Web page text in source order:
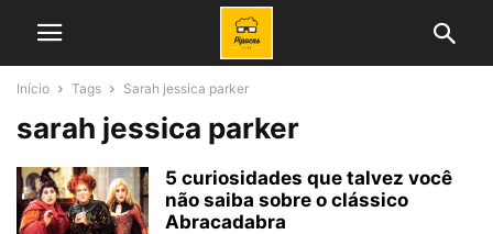
Início Tags Sarah jessica parker
sarah jessica parker
5 curiosidades que talvez você
não saiba sobre o clássico
Abracadabra